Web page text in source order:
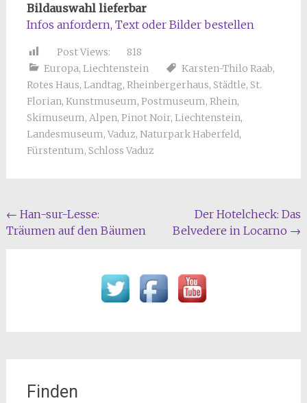
Bildauswahl lieferbar
Infos anfordern, Text oder Bilder bestellen
Post Views:
818
Europa, Liechtenstein Karsten-Thilo Raab,
Rotes Haus, Landtag, Rheinbergerhaus, Städtle, St.
Florian, Kunstmuseum, Postmuseum, Rhein,
Skimuseum, Alpen, Pinot Noir, Liechtenstein,
Landesmuseum, Vaduz, Naturpark Haberfeld,
Fürstentum, Schloss Vaduz
Beitragsnavigation
← Han-sur-Lesse:
Träumen auf den Bäumen
Der Hotelcheck: Das
Belvedere in Locarno →
Finden